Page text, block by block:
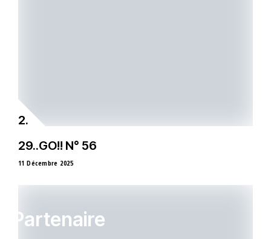
29..GO!! N° 56
11 Décembre 2025
Partenaire